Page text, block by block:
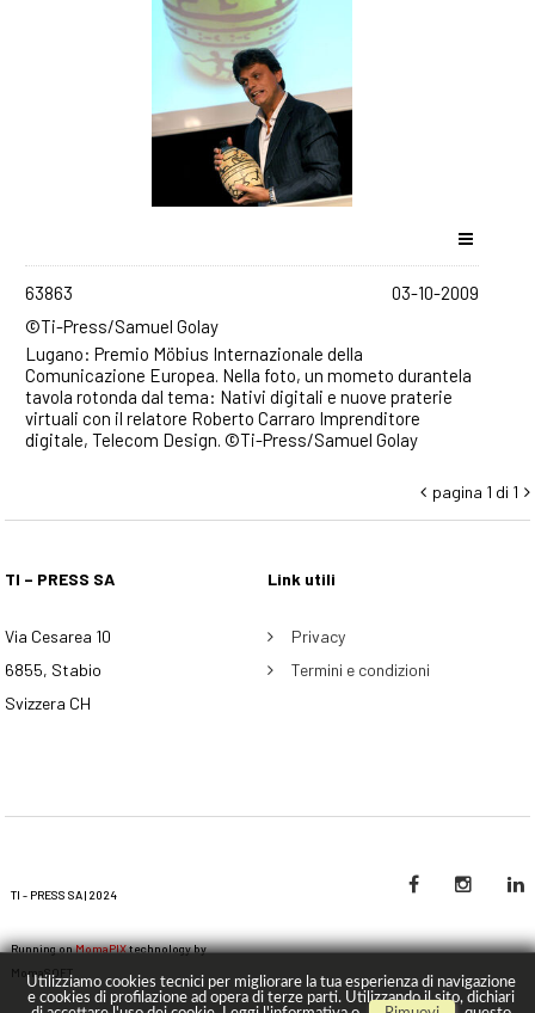
63863
03-10-2009
©Ti-Press/Samuel Golay
Lugano: Premio Möbius Internazionale della
Comunicazione Europea. Nella foto, un mometo durantela
tavola rotonda dal tema: Nativi digitali e nuove praterie
virtuali con il relatore Roberto Carraro Imprenditore
digitale, Telecom Design. ©Ti-Press/Samuel Golay
 pagina 1 di 1 
TI – PRESS SA
Via Cesarea 10
6855, Stabio
Svizzera CH
Link utili
Privacy
Termini e condizioni
TI - PRESS SA | 2024
Running onMomaPIXtechnology by
MomaSOFT
Utilizziamo cookies tecnici per migliorare la tua esperienza di navigazione
e cookies di profilazione ad opera di terze parti. Utilizzando il sito, dichiari